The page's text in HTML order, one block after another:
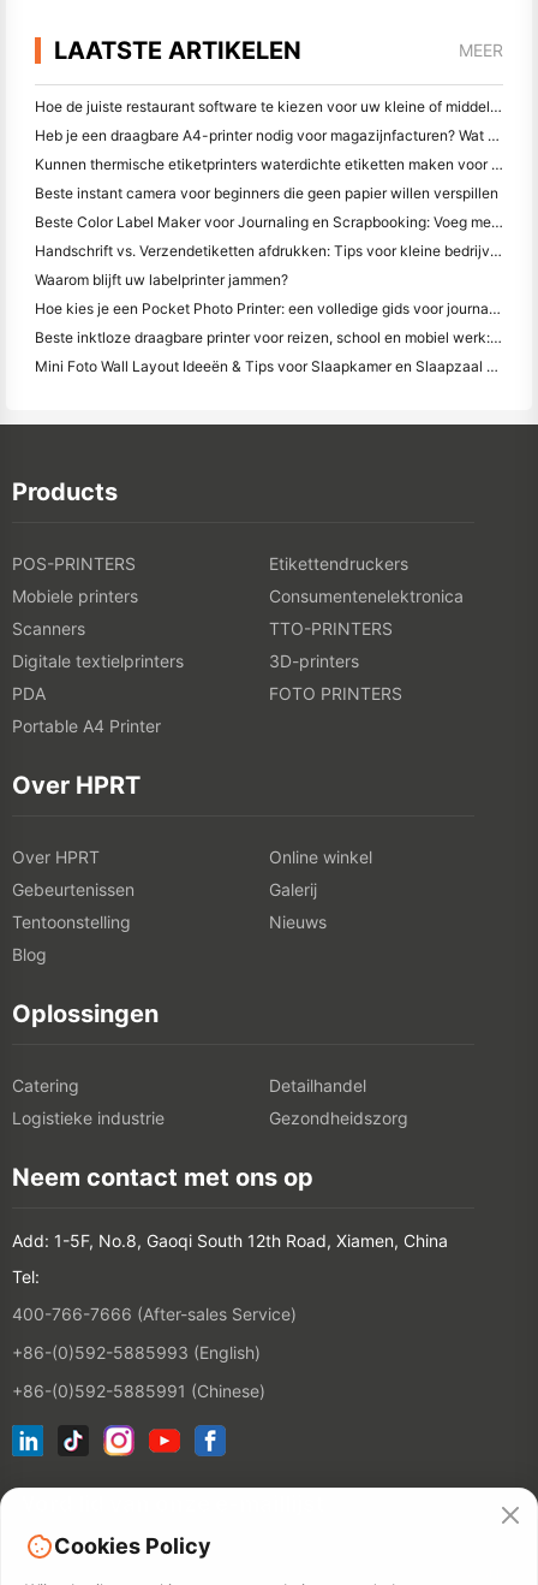
LAATSTE ARTIKELEN MEER
Hoe de juiste restaurant software te kiezen voor uw kleine of middelgrote restaurant
Heb je een draagbare A4-printer nodig voor magazijnfacturen? Wat werkelijk werkt
Kunnen thermische etiketprinters waterdichte etiketten maken voor kleine bedrijfsproducten?
Beste instant camera voor beginners die geen papier willen verspillen
Beste Color Label Maker voor Journaling en Scrapbooking: Voeg meer kleur toe aan elke pagina
Handschrift vs. Verzendetiketten afdrukken: Tips voor kleine bedrijven in 2026
Waarom blijft uw labelprinter jammen?
Hoe kies je een Pocket Photo Printer: een volledige gids voor journaling, reizen en iPhone-gebruikers
Beste inktloze draagbare printer voor reizen, school en mobiel werk: Hanin MT620 Pro Review
Mini Foto Wall Layout Ideeën & Tips voor Slaapkamer en Slaapzaal Decoratie
Products
POS-PRINTERS
Etikettendruckers
Mobiele printers
Consumentenelektronica
Scanners
TTO-PRINTERS
Digitale textielprinters
3D-printers
PDA
FOTO PRINTERS
Portable A4 Printer
Over HPRT
Over HPRT
Online winkel
Gebeurtenissen
Galerij
Tentoonstelling
Nieuws
Blog
Oplossingen
Catering
Detailhandel
Logistieke industrie
Gezondheidszorg
Neem contact met ons op
Add: 1-5F, No.8, Gaoqi South 12th Road, Xiamen, China
Tel:
400-766-7666 (After-sales Service)
+86-(0)592-5885993 (English)
+86-(0)592-5885991 (Chinese)
Cookies Policy